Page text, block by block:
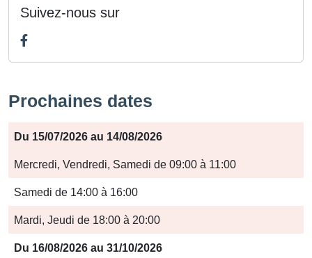
Suivez-nous sur
Prochaines dates
Période
Jours
Horaires
Du 15/07/2026 au 14/08/2026
Mercredi, Vendredi, Samedi de 09:00 à 11:00
Samedi de 14:00 à 16:00
Mardi, Jeudi de 18:00 à 20:00
Du 16/08/2026 au 31/10/2026